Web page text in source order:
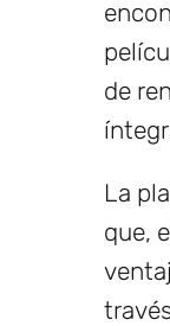
de
La
que,